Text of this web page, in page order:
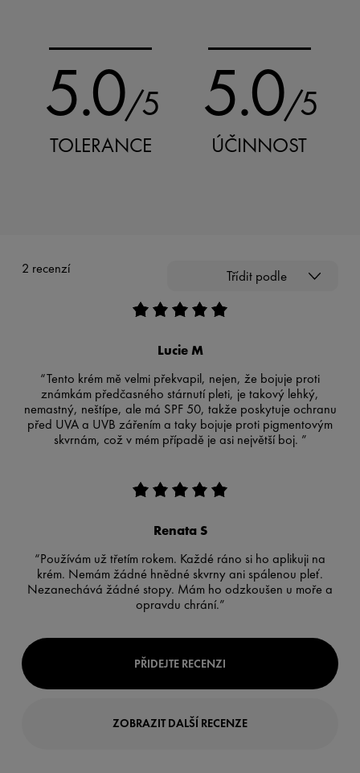
5.0/5
TOLERANCE
5.0/5
ÚČINNOST
2 recenzí Třídit podle
Lucie M
“Tento krém mě velmi překvapil, nejen, že bojuje proti
známkám předčasného stárnutí pleti, je takový lehký,
nemastný, neštípe, ale má SPF 50, takže poskytuje ochranu
před UVA a UVB zářením a taky bojuje proti pigmentovým
skvrnám, což v mém případě je asi největší boj. ”
Renata S
“Používám už třetím rokem. Každé ráno si ho aplikuji na
krém. Nemám žádné hnědné skvrny ani spálenou pleť.
Nezanechává žádné stopy. Mám ho odzkoušen u moře a
opravdu chrání.”
PŘIDEJTE RECENZI
ZOBRAZIT DALŠÍ RECENZE